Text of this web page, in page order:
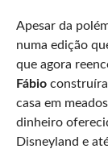
Apesar da
numa edição
que agora
Fábio
casa em
dinheiro
Disneyland e